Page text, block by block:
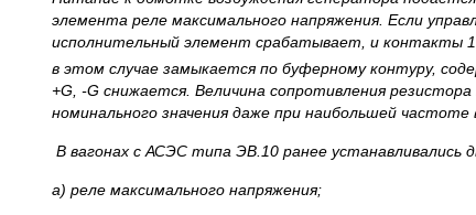
элемента реле максимального напряжения. Если
исполнительный элемент срабатывает, и контакты
в этом случае замыкается по буферному контуру,
+G , -G снижается. Величина сопротивления резистора
номинального значения даже при наибольшей частоте
В вагонах с АСЭС типа ЭВ.10 ранее устанавливались
а) реле максимального напряжения;